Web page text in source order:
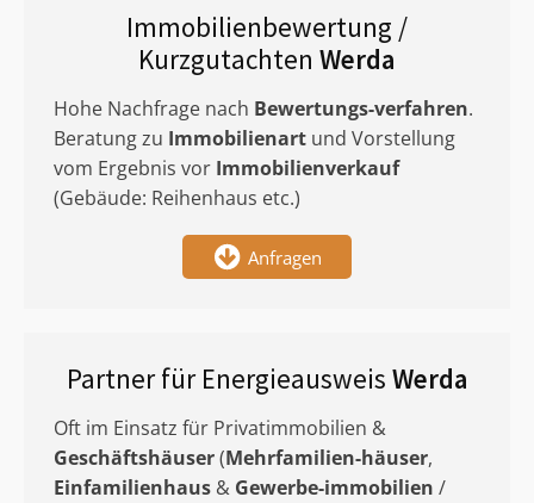
Immobilienbewertung /
Kurzgutachten Werda
Hohe Nachfrage nach Bewertungs-verfahren.
Beratung zu Immobilienart und Vorstellung
vom Ergebnis vor Immobilienverkauf
(Gebäude: Reihenhaus etc.)
Anfragen
Partner für Energieausweis Werda
Oft im Einsatz für Privatimmobilien &
Geschäftshäuser(Mehrfamilien-häuser,
Einfamilienhaus & Gewerbe-immobilien /